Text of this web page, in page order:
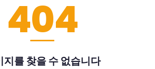
404
지를 찾을 수 없습니다